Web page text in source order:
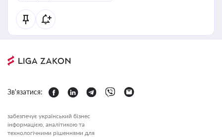
Зв'язатися:
забезпечує український бізнес
інформацією, аналітикою та
технологічними рішеннями для